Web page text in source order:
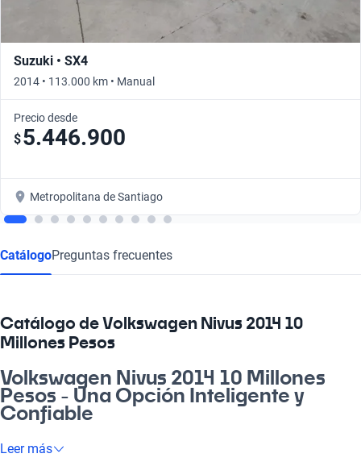
Suzuki • SX4
2014 • 113.000 km • Manual
Precio desde
$5.446.900
Metropolitana de Santiago
CatálogoPreguntas frecuentes
Catálogo de Volkswagen Nivus 2014 10
Millones Pesos
Volkswagen Nivus 2014 10 Millones
Pesos - Una Opción Inteligente y
Confiable
Si buscas un auto que complemente tu estilo de vida en cada
Leer más